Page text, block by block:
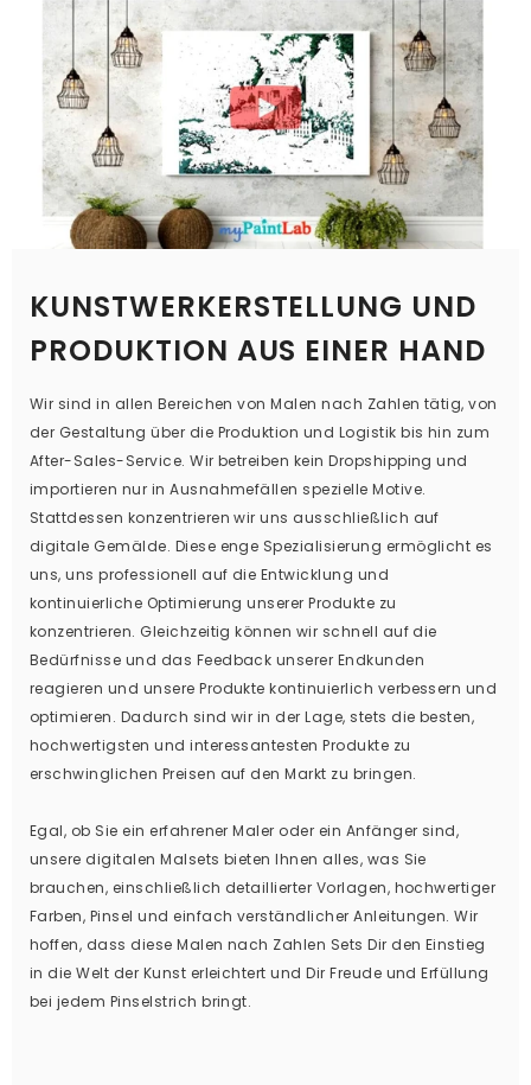
KUNSTWERKERSTELLUNG UND
PRODUKTION AUS EINER HAND
Wir sind in allen Bereichen von Malen nach Zahlen tätig, von
der Gestaltung über die Produktion und Logistik bis hin zum
After-Sales-Service. Wir betreiben kein Dropshipping und
importieren nur in Ausnahmefällen spezielle Motive.
Stattdessen konzentrieren wir uns ausschließlich auf
digitale Gemälde. Diese enge Spezialisierung ermöglicht es
uns, uns professionell auf die Entwicklung und
kontinuierliche Optimierung unserer Produkte zu
konzentrieren. Gleichzeitig können wir schnell auf die
Bedürfnisse und das Feedback unserer Endkunden
reagieren und unsere Produkte kontinuierlich verbessern und
optimieren. Dadurch sind wir in der Lage, stets die besten,
hochwertigsten und interessantesten Produkte zu
erschwinglichen Preisen auf den Markt zu bringen.
Egal, ob Sie ein erfahrener Maler oder ein Anfänger sind,
unsere digitalen Malsets bieten Ihnen alles, was Sie
brauchen, einschließlich detaillierter Vorlagen, hochwertiger
Farben, Pinsel und einfach verständlicher Anleitungen. Wir
hoffen, dass diese Malen nach Zahlen Sets Dir den Einstieg
in die Welt der Kunst erleichtert und Dir Freude und Erfüllung
bei jedem Pinselstrich bringt.